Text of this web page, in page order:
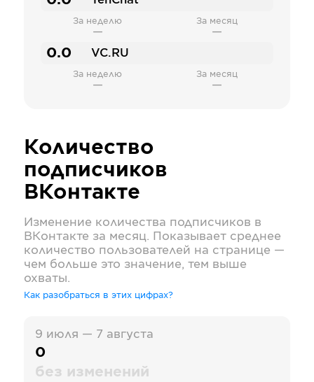
За неделю
—
За месяц
—
0.0 VC.RU
За неделю
—
За месяц
—
Количество
подписчиков
ВКонтакте
Изменение количества подписчиков в
ВКонтакте за месяц. Показывает среднее
количество пользователей на странице —
чем больше это значение, тем выше
охваты.
Как разобраться в этих цифрах?
9 июля — 7 августа
0
без изменений